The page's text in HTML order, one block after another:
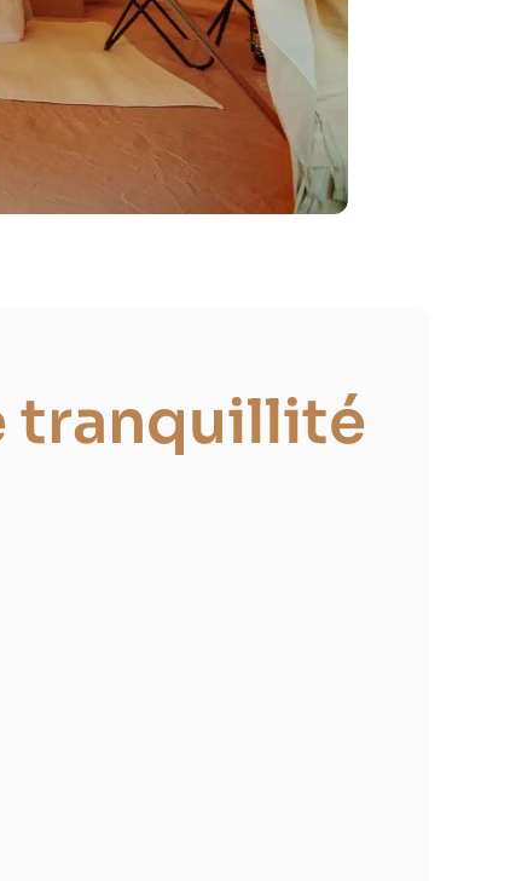
tranquillité